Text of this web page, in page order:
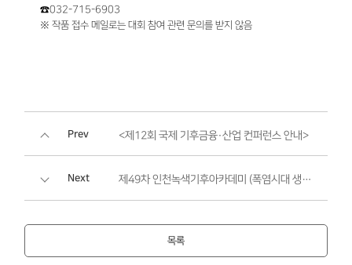
☎032-715-6903
※ 작품 접수 메일로는 대회 참여 관련 문의를 받지 않음
Prev <제12회 국제 기후금융·산업 컨퍼런스 안내>
Next 제49차 인천녹색기후아카데미 (폭염시대 생존전략) ▶사전등록 신청◀
목록